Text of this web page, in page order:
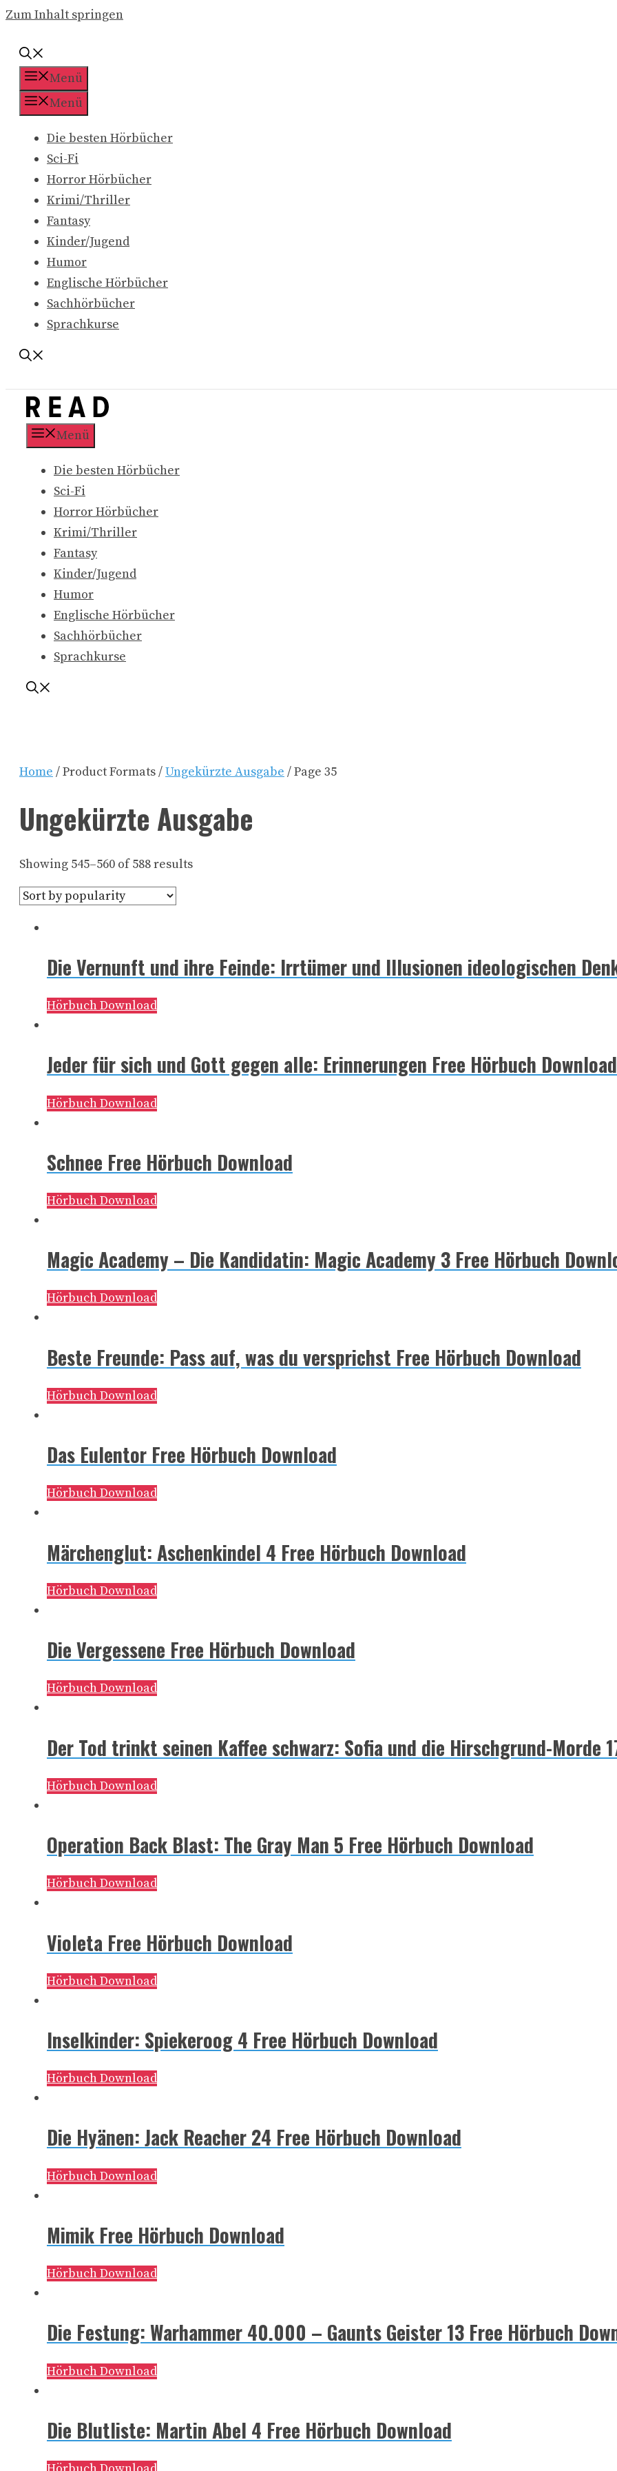
Zum Inhalt springen
Menü
Menü
Die besten Hörbücher
Sci-Fi
Horror Hörbücher
Krimi/Thriller
Fantasy
Kinder/Jugend
Humor
Englische Hörbücher
Sachhörbücher
Sprachkurse
Menü
Die besten Hörbücher
Sci-Fi
Horror Hörbücher
Krimi/Thriller
Fantasy
Kinder/Jugend
Humor
Englische Hörbücher
Sachhörbücher
Sprachkurse
Home / Product Formats /Ungekürzte Ausgabe / Page 35
Ungekürzte Ausgabe
Showing 545–560 of 588 results
Die Vernunft und ihre Feinde: Irrtümer und Illusionen ideologischen
Hörbuch Download
Jeder für sich und Gott gegen alle: Erinnerungen Free Hörbuch Download
Hörbuch Download
Schnee Free Hörbuch Download
Hörbuch Download
Magic Academy – Die Kandidatin: Magic Academy 3 Free Hörbuch
Hörbuch Download
Beste Freunde: Pass auf, was du versprichst Free Hörbuch Download
Hörbuch Download
Das Eulentor Free Hörbuch Download
Hörbuch Download
Märchenglut: Aschenkindel 4 Free Hörbuch Download
Hörbuch Download
Die Vergessene Free Hörbuch Download
Hörbuch Download
Der Tod trinkt seinen Kaffee schwarz: Sofia und die Hirschgrund-Morde
Hörbuch Download
Operation Back Blast: The Gray Man 5 Free Hörbuch Download
Hörbuch Download
Violeta Free Hörbuch Download
Hörbuch Download
Inselkinder: Spiekeroog 4 Free Hörbuch Download
Hörbuch Download
Die Hyänen: Jack Reacher 24 Free Hörbuch Download
Hörbuch Download
Mimik Free Hörbuch Download
Hörbuch Download
Die Festung: Warhammer 40.000 – Gaunts Geister 13 Free Hörbuch
Hörbuch Download
Die Blutliste: Martin Abel 4 Free Hörbuch Download